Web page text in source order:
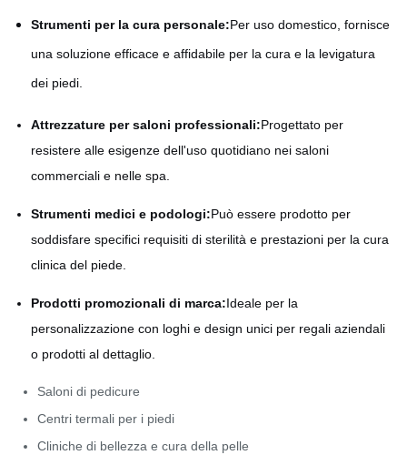
Strumenti per la cura personale:Per uso domestico, fornisce
una soluzione efficace e affidabile per la cura e la levigatura
dei piedi.
Attrezzature per saloni professionali:Progettato per
resistere alle esigenze dell'uso quotidiano nei saloni
commerciali e nelle spa.
Strumenti medici e podologi:Può essere prodotto per
soddisfare specifici requisiti di sterilità e prestazioni per la cura
clinica del piede.
Prodotti promozionali di marca:Ideale per la
personalizzazione con loghi e design unici per regali aziendali
o prodotti al dettaglio.
Saloni di pedicure
Centri termali per i piedi
Cliniche di bellezza e cura della pelle